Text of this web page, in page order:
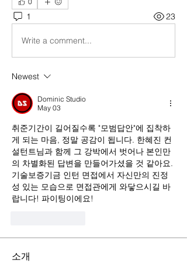
1 23
Write a comment...
Newest
Dominic Studio
May 03
취준기간이 길어질수록 "모범답안"에 집착하
게 되는 마음, 정말 공감이 됩니다. 한혜진 컨
설턴트님과 함께 그 강박에서 벗어나 본인만
의 차별화된 답변을 만들어가셨을 것 같아요.
기술보증기금 인턴 면접에서 자신만의 진정
성 있는 모습으로 면접관에게 와닿으시길 바
랍니다! 파이팅이에요!
소개